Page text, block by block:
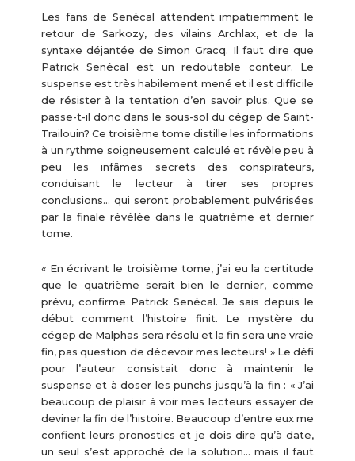
Les fans de Senécal attendent impatiemment le
retour de Sarkozy, des vilains Archlax, et de la
syntaxe déjantée de Simon Gracq. Il faut dire que
Patrick Senécal est un redoutable conteur. Le
suspense est très habilement mené et il est difficile
de résister à la tentation d’en savoir plus. Que se
passe-t-il donc dans le sous-sol du cégep de Saint-
Trailouin? Ce troisième tome distille les informations
à un rythme soigneusement calculé et révèle peu à
peu les infâmes secrets des conspirateurs,
conduisant le lecteur à tirer ses propres
conclusions… qui seront probablement pulvérisées
par la finale révélée dans le quatrième et dernier
tome.
« En écrivant le troisième tome, j’ai eu la certitude
que le quatrième serait bien le dernier, comme
prévu, confirme Patrick Senécal. Je sais depuis le
début comment l’histoire finit. Le mystère du
cégep de Malphas sera résolu et la fin sera une vraie
fin, pas question de décevoir mes lecteurs! » Le défi
pour l’auteur consistait donc à maintenir le
suspense et à doser les punchs jusqu’à la fin : « J’ai
beaucoup de plaisir à voir mes lecteurs essayer de
deviner la fin de l’histoire. Beaucoup d’entre eux me
confient leurs pronostics et je dois dire qu’à date,
un seul s’est approché de la solution… mais il faut